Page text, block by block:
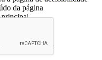
da página
principal
a página inicial